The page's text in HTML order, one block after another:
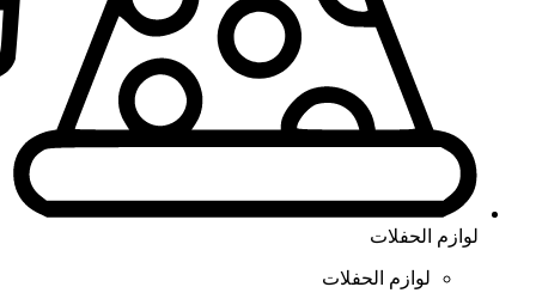
لوازم الحفلات
لوازم الحفلات